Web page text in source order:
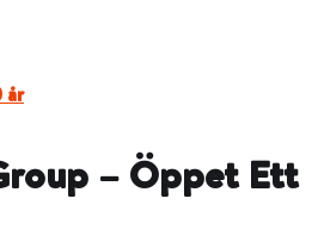
år
– Öppet Ett